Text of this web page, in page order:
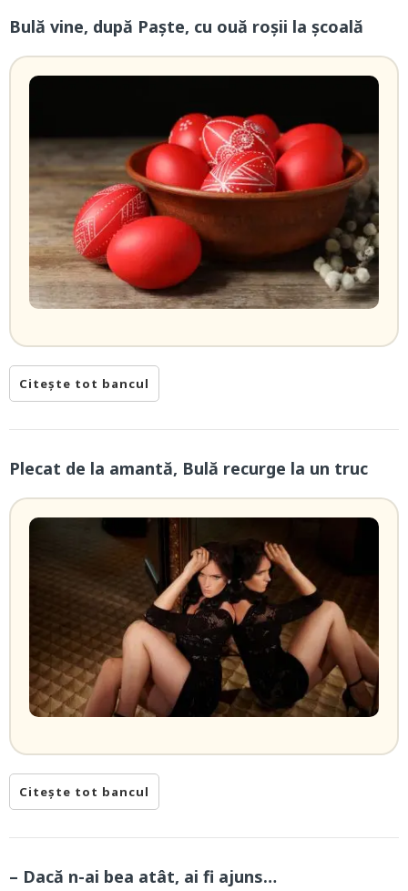
Bulă vine, după Paște, cu ouă roșii la școală
Citește tot bancul
Plecat de la amantă, Bulă recurge la un truc
Citește tot bancul
– Dacă n-ai bea atât, ai fi ajuns…